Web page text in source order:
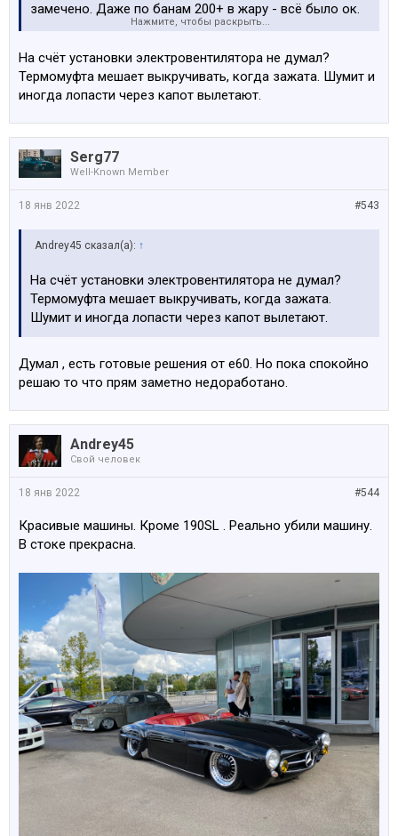
замечено. Даже по банам 200+ в жару - всё было ок.
Проверили прошивку «из коробки» что хорошая смесь
во всех режимах и мотор работает стабильно. И
дальше спокойно обкатывали. В ближайших планах
настроить полноценно и замерить. Но до этого надо
устранить нюансы и минусы кита.
Нажмите, чтобы раскрыть...
На счёт установки электровентилятора не думал?
Термомуфта мешает выкручивать, когда зажата. Шумит и
иногда лопасти через капот вылетают.
Serg77
Well-Known Member
#543
18 янв 2022
Andrey45 сказал(а): ↑
На счёт установки электровентилятора не думал?
Термомуфта мешает выкручивать, когда зажата.
Шумит и иногда лопасти через капот вылетают.
Думал , есть готовые решения от е60. Но пока спокойно
решаю то что прям заметно недоработано.
Andrey45
Свой человек
#544
18 янв 2022
Красивые машины. Кроме 190SL . Реально убили машину.
В стоке прекрасна.